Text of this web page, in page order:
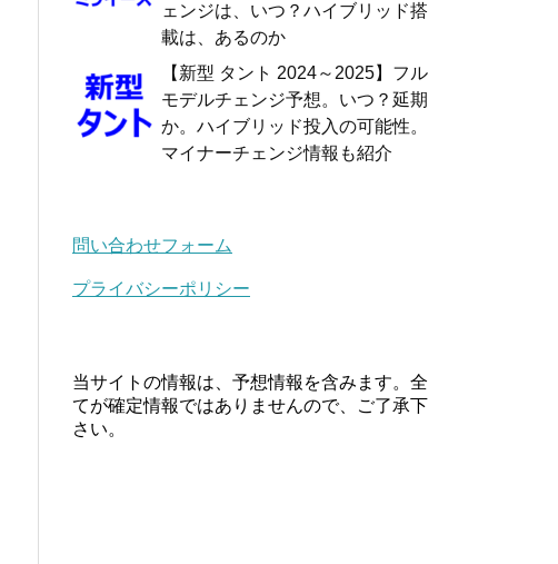
ェンジは、いつ？ハイブリッド搭
載は、あるのか
【新型 タント 2024～2025】フル
モデルチェンジ予想。いつ？延期
か。ハイブリッド投入の可能性。
マイナーチェンジ情報も紹介
問い合わせフォーム
プライバシーポリシー
当サイトの情報は、予想情報を含みます。全
てが確定情報ではありませんので、ご了承下
さい。